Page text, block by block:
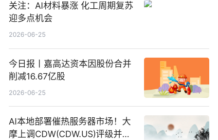
关注：AI材料暴涨 化工周期复苏
迎多点机会
2026-06-25
今日报丨嘉高达资本因股份合并
削减16.67亿股
2026-06-25
AI本地部署催热服务器市场！大
摩上调CDW(CDW.US)评级并看